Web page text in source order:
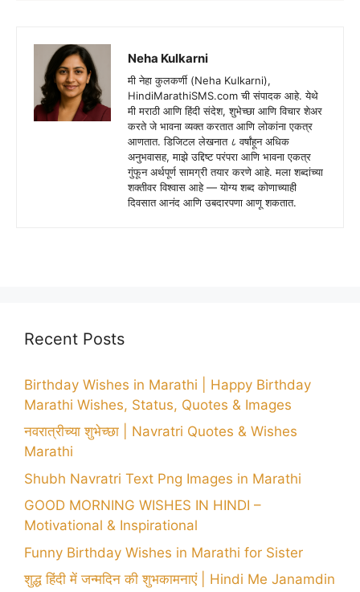
Neha Kulkarni
मी नेहा कुलकर्णी (Neha Kulkarni),
HindiMarathiSMS.com ची संपादक आहे. येथे
मी मराठी आणि हिंदी संदेश, शुभेच्छा आणि विचार शेअर
करते जे भावना व्यक्त करतात आणि लोकांना एकत्र
आणतात. डिजिटल लेखनात ८ वर्षांहून अधिक
अनुभवासह, माझे उद्दिष्ट परंपरा आणि भावना एकत्र
गुंफून अर्थपूर्ण सामग्री तयार करणे आहे. मला शब्दांच्या
शक्तीवर विश्वास आहे — योग्य शब्द कोणाच्याही
दिवसात आनंद आणि उबदारपणा आणू शकतात.
Recent Posts
Birthday Wishes in Marathi | Happy Birthday
Marathi Wishes, Status, Quotes & Images
नवरात्रीच्या शुभेच्छा | Navratri Quotes & Wishes
Marathi
Shubh Navratri Text Png Images in Marathi
GOOD MORNING WISHES IN HINDI –
Motivational & Inspirational
Funny Birthday Wishes in Marathi for Sister
शुद्ध हिंदी में जन्मदिन की शुभकामनाएं | Hindi Me Janamdin